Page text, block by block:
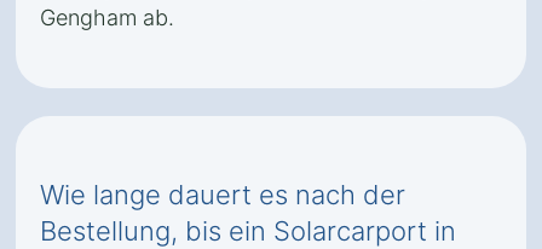
Gengham ab.
Wie lange dauert es nach der
Bestellung, bis ein Solarcarport in